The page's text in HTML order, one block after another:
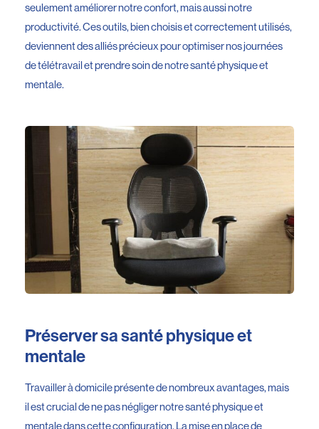
seulement améliorer notre confort, mais aussi notre
productivité. Ces outils, bien choisis et correctement utilisés,
deviennent des alliés précieux pour optimiser nos journées
de télétravail et prendre soin de notre santé physique et
mentale.
Préserver sa santé physique et
mentale
Travailler à domicile présente de nombreux avantages, mais
il est crucial de ne pas négliger notre santé physique et
mentale dans cette configuration. La mise en place de